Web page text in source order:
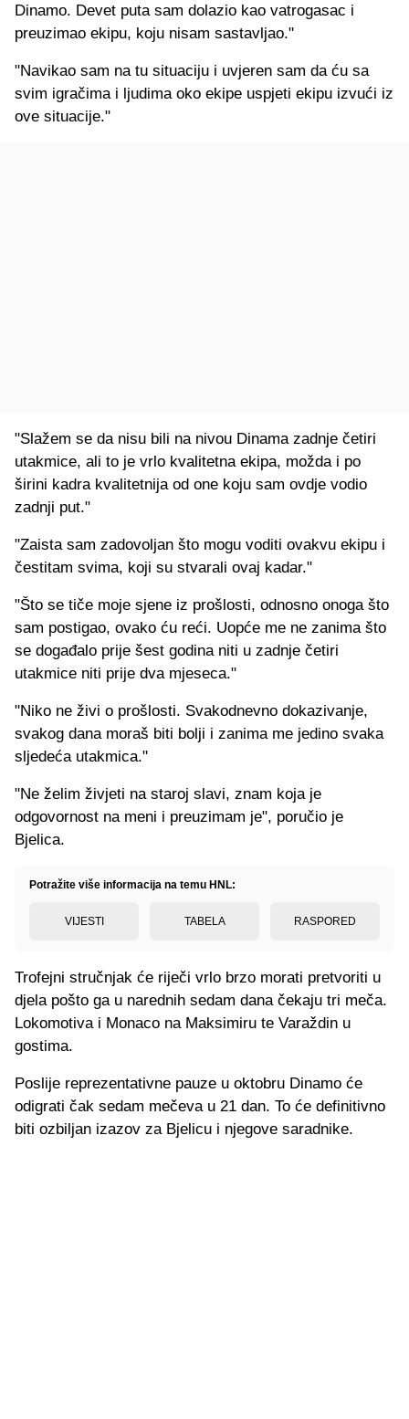
Dinamo. Devet puta sam dolazio kao vatrogasac i
preuzimao ekipu, koju nisam sastavljao."
"Navikao sam na tu situaciju i uvjeren sam da ću sa
svim igračima i ljudima oko ekipe uspjeti ekipu izvući iz
ove situacije."
"Slažem se da nisu bili na nivou Dinama zadnje četiri
utakmice, ali to je vrlo kvalitetna ekipa, možda i po
širini kadra kvalitetnija od one koju sam ovdje vodio
zadnji put."
"Zaista sam zadovoljan što mogu voditi ovakvu ekipu i
čestitam svima, koji su stvarali ovaj kadar."
"Što se tiče moje sjene iz prošlosti, odnosno onoga što
sam postigao, ovako ću reći. Uopće me ne zanima što
se događalo prije šest godina niti u zadnje četiri
utakmice niti prije dva mjeseca."
"Niko ne živi o prošlosti. Svakodnevno dokazivanje,
svakog dana moraš biti bolji i zanima me jedino svaka
sljedeća utakmica."
"Ne želim živjeti na staroj slavi, znam koja je
odgovornost na meni i preuzimam je", poručio je
Bjelica.
Potražite više informacija na temu HNL:
VIJESTI TABELA RASPORED
Trofejni stručnjak će riječi vrlo brzo morati pretvoriti u
djela pošto ga u narednih sedam dana čekaju tri meča.
Lokomotiva i Monaco na Maksimiru te Varaždin u
gostima.
Poslije reprezentativne pauze u oktobru Dinamo će
odigrati čak sedam mečeva u 21 dan. To će definitivno
biti ozbiljan izazov za Bjelicu i njegove saradnike.